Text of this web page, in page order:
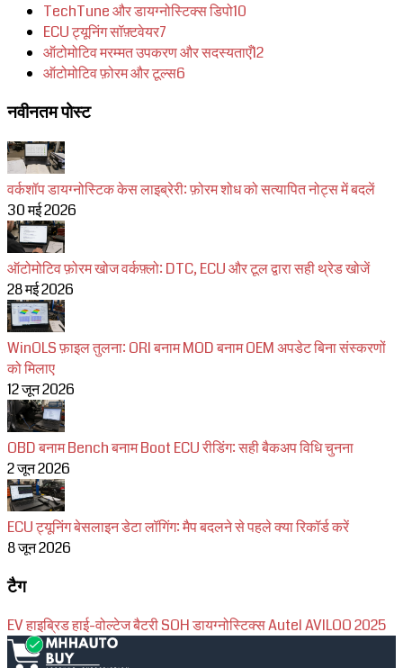
TechTune और डायग्नोस्टिक्स डिपो10
ECU ट्यूनिंग सॉफ़्टवेयर7
ऑटोमोटिव मरम्मत उपकरण और सदस्यताएँ12
ऑटोमोटिव फ़ोरम और टूल्स6
नवीनतम पोस्ट
वर्कशॉप डायग्नोस्टिक केस लाइब्रेरी: फ़ोरम शोध को सत्यापित नोट्स में बदलें
30 मई 2026
ऑटोमोटिव फ़ोरम खोज वर्कफ़्लो: DTC, ECU और टूल द्वारा सही थ्रेड खोजें
28 मई 2026
WinOLS फ़ाइल तुलना: ORI बनाम MOD बनाम OEM अपडेट बिना संस्करणों
को मिलाए
12 जून 2026
OBD बनाम Bench बनाम Boot ECU रीडिंग: सही बैकअप विधि चुनना
2 जून 2026
ECU ट्यूनिंग बेसलाइन डेटा लॉगिंग: मैप बदलने से पहले क्या रिकॉर्ड करें
8 जून 2026
टैग
EVहाइब्रिडहाई-वोल्टेजबैटरीSOHडायग्नोस्टिक्सAutelAVILOO2025